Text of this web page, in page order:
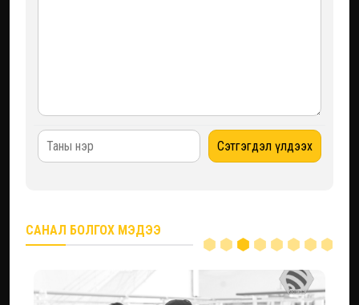
САНАЛ БОЛГОХ МЭДЭЭ